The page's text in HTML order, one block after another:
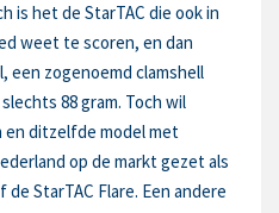
is het de StarTAC die ook in
weet te scoren, en dan
een zogenoemd clamshell
88 gram. Toch wil
en ditzelfde model met
op de markt gezet als
StarTAC Flare. Een andere